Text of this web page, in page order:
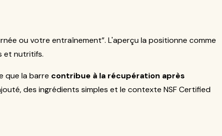
ou votre entraînement”. L'aperçu la positionne comme
et nutritifs.
que la barre contribue à la récupération après
des ingrédients simples et le contexte NSF Certified